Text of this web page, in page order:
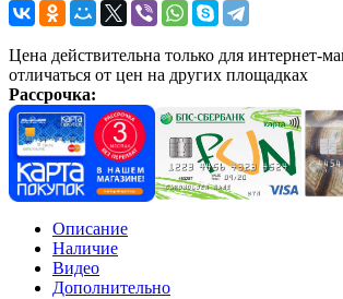
Цена действительна только для интернет-
отличаться от цен на других площадках
Рассрочка:
Описание
Наличие
Видео
Дополнительно